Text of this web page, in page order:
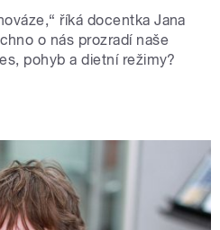
říká docentka Jana
o nás prozradí naše
pohyb a dietní režimy?